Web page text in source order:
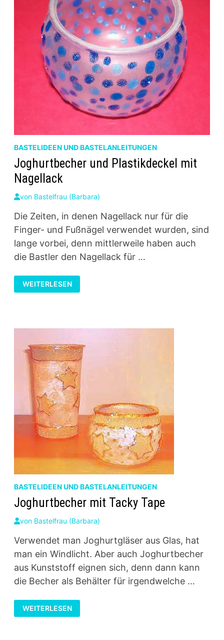
BASTELIDEEN UND BASTELANLEITUNGEN
Joghurtbecher und Plastikdeckel mit
Nagellack
von Bastelfrau (Barbara)
Die Zeiten, in denen Nagellack nur für die
Finger- und Fußnägel verwendet wurden, sind
lange vorbei, denn mittlerweile haben auch
die Bastler den Nagellack für …
JOGHURTBECHER
UND
PLASTIKDECKEL
WEITERLESEN
BASTELIDEEN UND BASTELANLEITUNGEN
Joghurtbecher mit Tacky Tape
von Bastelfrau (Barbara)
Verwendet man Joghurtgläser aus Glas, hat
man ein Windlicht. Aber auch Joghurtbecher
aus Kunststoff eignen sich, denn dann kann
die Becher als Behälter für irgendwelche …
JOGHURTBECHER
MIT
TACKY
WEITERLESEN